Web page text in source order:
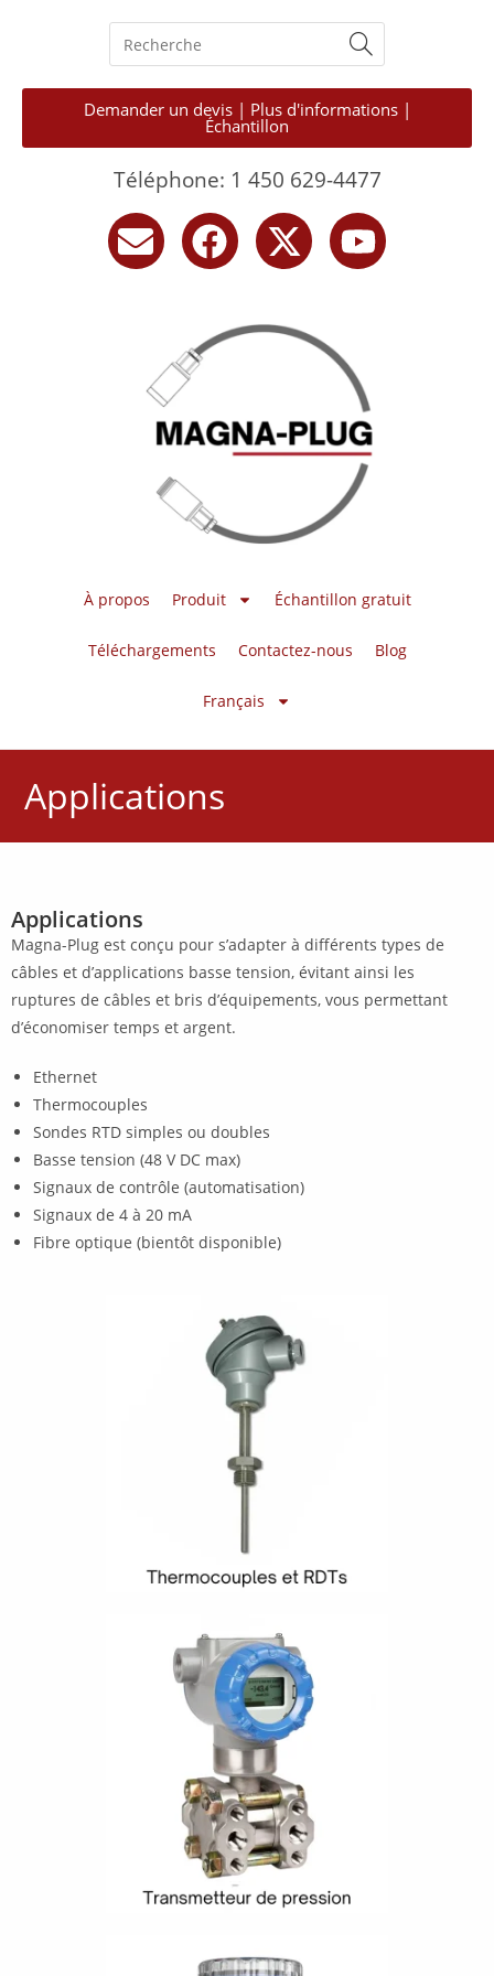
Demander un devis | Plus d'informations |
Échantillon
Téléphone: 1 450 629-4477
À propos Produit Échantillon gratuit
Téléchargements Contactez-nous Blog
Français
Applications
Applications
Magna-Plug est conçu pour s’adapter à différents types de
câbles et d’applications basse tension, évitant ainsi les
ruptures de câbles et bris d’équipements, vous permettant
d’économiser temps et argent.
Ethernet
Thermocouples
Sondes RTD simples ou doubles
Basse tension (48 V DC max)
Signaux de contrôle (automatisation)
Signaux de 4 à 20 mA
Fibre optique (bientôt disponible)